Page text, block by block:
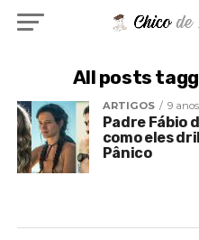
All posts
ARTIGOS 9
Padre Fábio
como eles
Pânico